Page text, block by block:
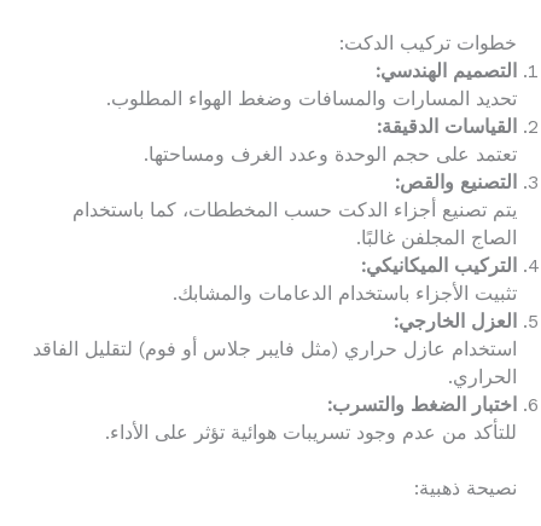
خطوات تركيب الدكت:
التصميم الهندسي:
تحديد المسارات والمسافات وضغط الهواء المطلوب.
القياسات الدقيقة:
تعتمد على حجم الوحدة وعدد الغرف ومساحتها.
التصنيع والقص:
يتم تصنيع أجزاء الدكت حسب المخططات، كما باستخدام
الصاج المجلفن غالبًا.
التركيب الميكانيكي:
تثبيت الأجزاء باستخدام الدعامات والمشابك.
العزل الخارجي:
استخدام عازل حراري (مثل فايبر جلاس أو فوم) لتقليل الفاقد
الحراري.
اختبار الضغط والتسرب:
للتأكد من عدم وجود تسريبات هوائية تؤثر على الأداء.
نصيحة ذهبية: